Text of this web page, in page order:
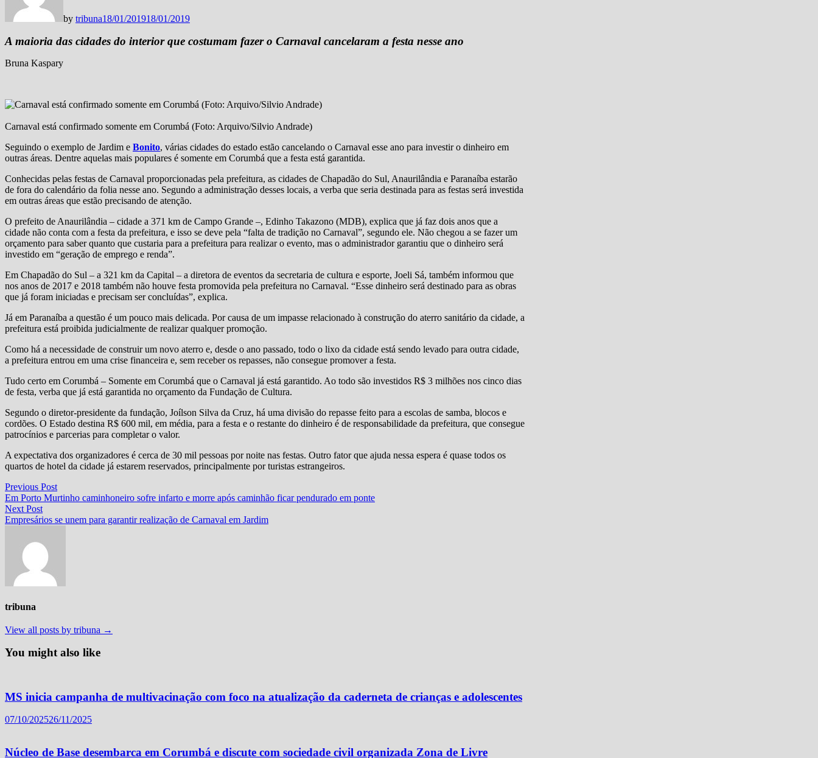
by tribuna18/01/201918/01/2019
A maioria das cidades do interior que costumam fazer o Carnaval cancelaram a festa nesse ano
Bruna Kaspary
Carnaval está confirmado somente em Corumbá (Foto: Arquivo/Silvio Andrade)
Seguindo o exemplo de Jardim e Bonito, várias cidades do estado estão cancelando o Carnaval esse ano para investir o dinheiro em
outras áreas. Dentre aquelas mais populares é somente em Corumbá que a festa está garantida.
Conhecidas pelas festas de Carnaval proporcionadas pela prefeitura, as cidades de Chapadão do Sul, Anaurilândia e Paranaíba estarão
de fora do calendário da folia nesse ano. Segundo a administração desses locais, a verba que seria destinada para as festas será investida
em outras áreas que estão precisando de atenção.
O prefeito de Anaurilândia – cidade a 371 km de Campo Grande –, Edinho Takazono (MDB), explica que já faz dois anos que a
cidade não conta com a festa da prefeitura, e isso se deve pela “falta de tradição no Carnaval”, segundo ele. Não chegou a se fazer um
orçamento para saber quanto que custaria para a prefeitura para realizar o evento, mas o administrador garantiu que o dinheiro será
investido em “geração de emprego e renda”.
Em Chapadão do Sul – a 321 km da Capital – a diretora de eventos da secretaria de cultura e esporte, Joeli Sá, também informou que
nos anos de 2017 e 2018 também não houve festa promovida pela prefeitura no Carnaval. “Esse dinheiro será destinado para as obras
que já foram iniciadas e precisam ser concluídas”, explica.
Já em Paranaíba a questão é um pouco mais delicada. Por causa de um impasse relacionado à construção do aterro sanitário da cidade, a
prefeitura está proibida judicialmente de realizar qualquer promoção.
Como há a necessidade de construir um novo aterro e, desde o ano passado, todo o lixo da cidade está sendo levado para outra cidade,
a prefeitura entrou em uma crise financeira e, sem receber os repasses, não consegue promover a festa.
Tudo certo em Corumbá – Somente em Corumbá que o Carnaval já está garantido. Ao todo são investidos R$ 3 milhões nos cinco dias
de festa, verba que já está garantida no orçamento da Fundação de Cultura.
Segundo o diretor-presidente da fundação, Joílson Silva da Cruz, há uma divisão do repasse feito para a escolas de samba, blocos e
cordões. O Estado destina R$ 600 mil, em média, para a festa e o restante do dinheiro é de responsabilidade da prefeitura, que consegue
patrocínios e parcerias para completar o valor.
A expectativa dos organizadores é cerca de 30 mil pessoas por noite nas festas. Outro fator que ajuda nessa espera é quase todos os
quartos de hotel da cidade já estarem reservados, principalmente por turistas estrangeiros.
Navegação
de
Post
Previous PostPrevious
post:
Em Porto Murtinho caminhoneiro sofre infarto e morre após caminhão ficar pendurado em ponte
Next PostNext
post:
Empresários se unem para garantir realização de Carnaval em Jardim
tribuna
View all posts by tribuna →
You might also like
MS inicia campanha de multivacinação com foco na atualização da caderneta de crianças e adolescentes
07/10/202526/11/2025
Núcleo de Base desembarca em Corumbá e discute com sociedade civil organizada Zona de Livre